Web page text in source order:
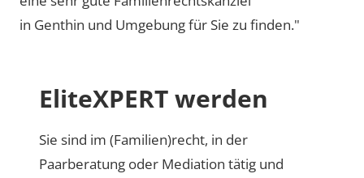
in Genthin und Umgebung für Sie zu finden."
EliteXPERT werden
Sie sind im (Familien)recht, in der
Paarberatung oder Mediation tätig und